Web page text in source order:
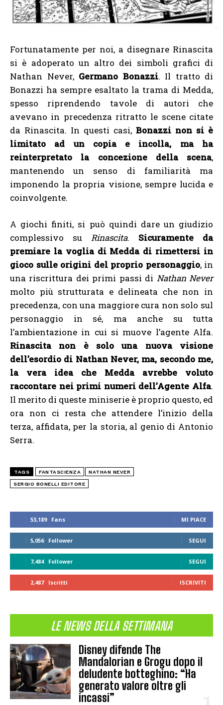
53,189 Fans MI PIACE
5,056 Follower SEGUI
7,484 Follower SEGUI
2,487 Iscritti ISCRIVITI
LE NEWS DELLA SETTIMANA
Disney difende The
Mandalorian e Grogu dopo il
deludente botteghino: “Ha
generato valore oltre gli
incassi”
Fortunatamente per noi, a disegnare Rinascita
si è adoperato un altro dei simboli grafici di
Nathan Never, Germano Bonazzi. Il tratto di
Bonazzi ha sempre esaltato la trama di Medda,
spesso riprendendo tavole di autori che
avevano in precedenza ritratto le scene citate
da Rinascita. In questi casi, Bonazzi non si è
limitato ad un copia e incolla, ma ha
reinterpretato la concezione della scena,
mantenendo un senso di familiarità ma
imponendo la propria visione, sempre lucida e
coinvolgente.
A giochi finiti, si può quindi dare un giudizio
complessivo su Rinascita. Sicuramente da
premiare la voglia di Medda di rimettersi in
gioco sulle origini del proprio personaggio, in
una riscrittura dei primi passi di Nathan Never
molto più strutturata e delineata che non in
precedenza, con una maggiore cura non solo sul
personaggio in sé, ma anche su tutta
l’ambientazione in cui si muove l’agente Alfa.
Rinascita non è solo una nuova visione
dell’esordio di Nathan Never, ma, secondo me,
la vera idea che Medda avrebbe voluto
raccontare nei primi numeri dell’Agente Alfa.
Il merito di queste miniserie è proprio questo, ed
ora non ci resta che attendere l’inizio della
terza, affidata, per la storia, al genio di Antonio
Serra.
TAGS FANTASCIENZA NATHAN NEVER
SERGIO BONELLI EDITORE